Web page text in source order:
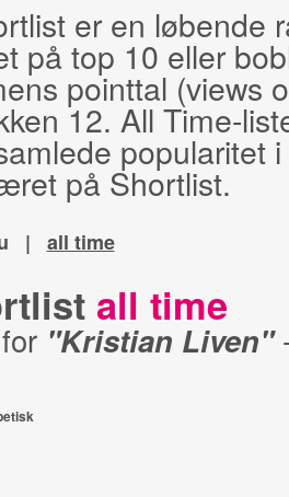
er en løbende
på top 10 eller
pointtal (views
12. All Time-
popularitet
på Shortlist.
| all time
all time
"Kristian Liven"